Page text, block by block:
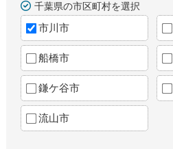
千葉県の市区町村を選択
市川市
船橋市
鎌ケ谷市
流山市